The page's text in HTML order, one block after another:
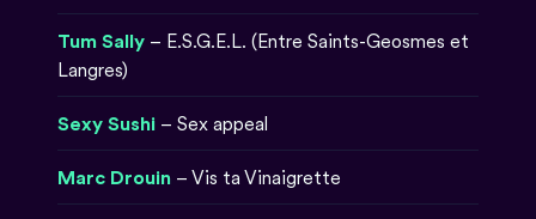
Tum Sally – E.S.G.E.L. (Entre Saints-Geosmes et
Langres)
Sexy Sushi – Sex appeal
Marc Drouin – Vis ta Vinaigrette